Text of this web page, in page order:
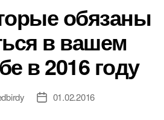
обязаны
в вашем
в 2016 году
Дата01.02.2016